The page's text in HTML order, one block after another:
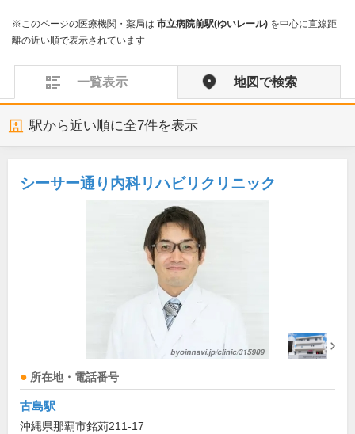
※このページの医療機関・薬局は 市立病院前駅(ゆいレール) を中心に直線距
離の近い順で表示されています
一覧表示 地図で検索
駅から近い順に全7件を表示
シーサー通り内科リハビリクリニック
所在地・電話番号
古島駅
沖縄県那覇市銘苅211-17